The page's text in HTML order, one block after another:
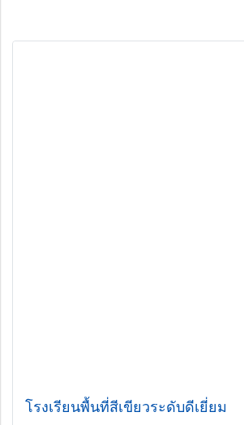
โรงเรียนพื้นที่สีเขียวระดับดีเยี่ยม